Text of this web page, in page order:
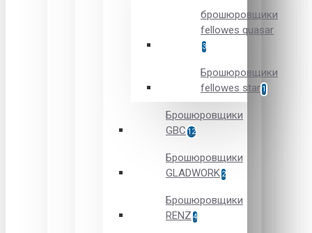
брошюровщики
fellowes quasar
3
Брошюровщики
fellowes star 1
Брошюровщики
GBC 12
Брошюровщики
GLADWORK 2
Брошюровщики
RENZ 4